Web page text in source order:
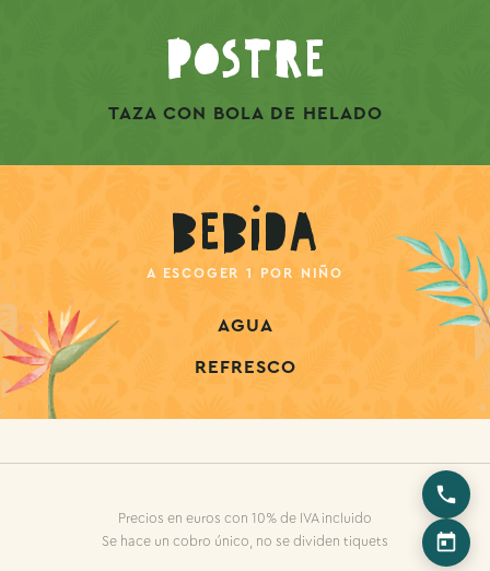
Postre
TAZA CON BOLA DE HELADO
Bebida
A ESCOGER 1 POR NIÑO
AGUA
REFRESCO
Precios en euros con 10% de IVA incluido
Se hace un cobro único, no se dividen tiquets